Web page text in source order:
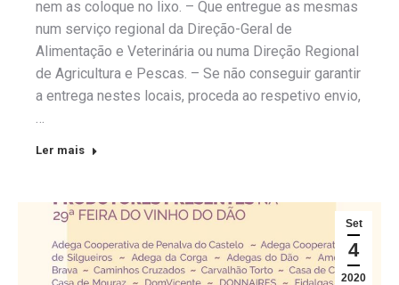
nem as coloque no lixo. – Que entregue as mesmas
num serviço regional da Direção-Geral de
Alimentação e Veterinária ou numa Direção Regional
de Agricultura e Pescas. – Se não conseguir garantir
a entrega nestes locais, proceda ao respetivo envio,
…
Ler mais
Set
4
2020